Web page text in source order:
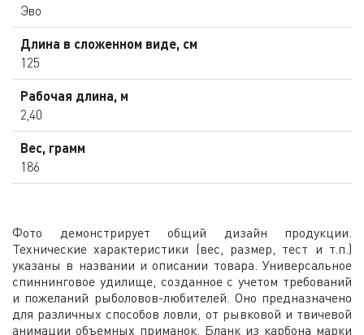
Эво
Длина в сложенном виде, см
125
Рабочая длина, м
2,40
Вес, грамм
186
Фото демонстрирует общий дизайн продукции.
Технические характеристики (вес, размер, тест и т.п.)
указаны в названии и описании товара. Универсальное
спиннинговое удилище, созданное с учетом требований
и пожеланий рыболовов-любителей. Оно предназначено
для различных способов ловли, от рывковой и твичевой
анимации объемных приманок. Бланк из карбона марки